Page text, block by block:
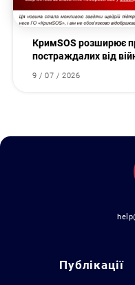
КримSOS розширює
постраждалих від
9 / 07 / 2026
Публікації